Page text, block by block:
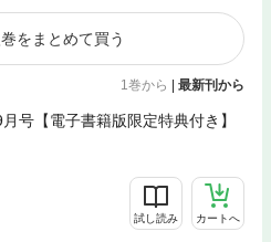
をまとめて買う
1巻から | 最新刊から
号【電子書籍版限定特典付き】
試し読み カートへ